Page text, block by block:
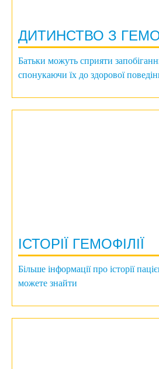
ДИТИНСТВО З
Батьки можуть сприяти
спонукаючи їх до здорової
ІСТОРІЇ ГЕМОФІЛІЇ
Більше інформації про історії
можете знайти